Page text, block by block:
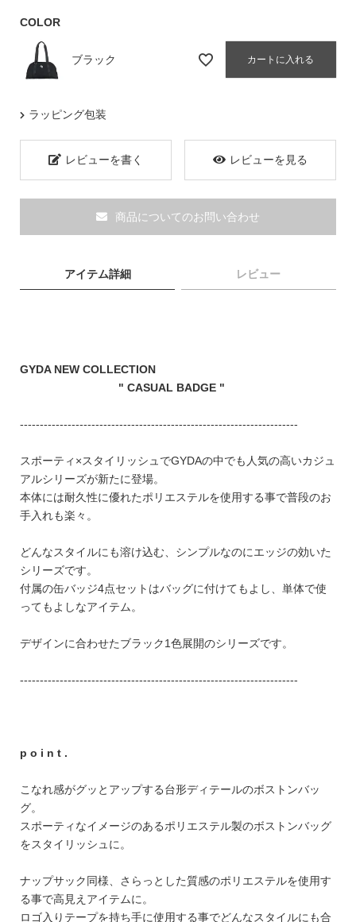
コインケース
トラベルウォレット
名刺入れ・カードケース
ポーチ
TOPICS
FEATURE
会社特典
プライバシーポリシー
COLOR
ブラック カートに入れる
ラッピング包装
レビューを書く レビューを見る
商品についてのお問い合わせ
アイテム詳細 レビュー
GYDA NEW COLLECTION
" CASUAL BADGE "
----------------------------------------------------------------------
スポーティ×スタイリッシュでGYDAの中でも人気の高いカジュ
アルシリーズが新たに登場。
本体には耐久性に優れたポリエステルを使用する事で普段のお
手入れも楽々。
どんなスタイルにも溶け込む、シンプルなのにエッジの効いた
シリーズです。
付属の缶バッジ4点セットはバッグに付けてもよし、単体で使
ってもよしなアイテム。
デザインに合わせたブラック1色展開のシリーズです。
----------------------------------------------------------------------
p o i n t .
こなれ感がグッとアップする台形ディテールのボストンバッ
グ。
スポーティなイメージのあるポリエステル製のボストンバッグ
をスタイリッシュに。
ナップサック同様、さらっとした質感のポリエステルを使用す
る事で高見えアイテムに。
ロゴ入りテープを持ち手に使用する事でどんなスタイルにも合